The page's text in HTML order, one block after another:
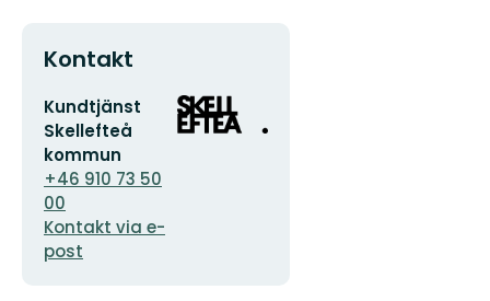
Kontakt
E-
postadress
Kundtjänst
Skellefteå
kommun
+46 910 73 50
00
Kontakt via e-
post
Organisationens
logotyp